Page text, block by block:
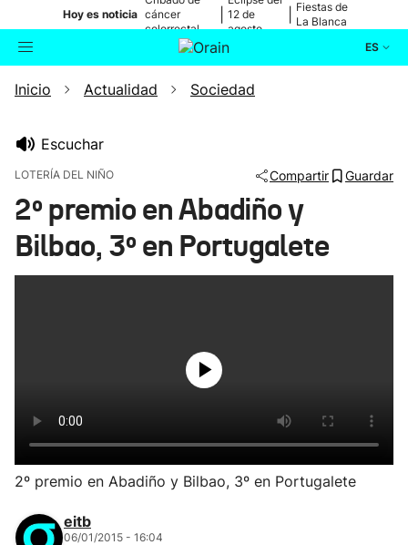
Hoy es noticia cáncer
colorrectal
12 de
agosto
Fiestas de
La Blanca
ES
Buscador Actualidad
Ikusmiran
Inicio Actualidad Sociedad
Escuchar
LOTERÍA DEL NIÑO Compartir Guardar
2º premio en Abadiño y
Bilbao, 3º en Portugalete
2º premio en Abadiño y Bilbao, 3º en Portugalete
eitb
06/01/2015 - 16:04